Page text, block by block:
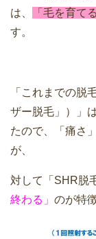
は、
「毛を育て
す。
「これまでの脱
ザー脱毛」）」
たので、「痛さ
が、
対して「SHR脱
終わる」 のが特